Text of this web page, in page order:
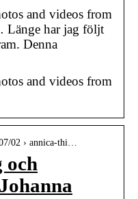
and videos from
Länge har jag följt
Denna
and videos from
02 › annica-thi…
och